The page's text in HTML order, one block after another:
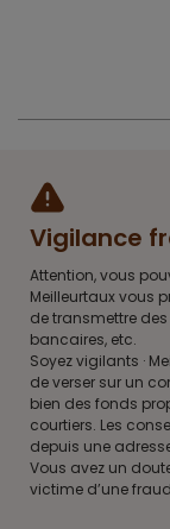
Vigilance
Attention, vous
Meilleurtaux vous
de transmettre
bancaires, etc.
Soyez vigilants ·
de verser sur un
bien des fonds
courtiers. Les
depuis une
Vous avez un
victime d’une